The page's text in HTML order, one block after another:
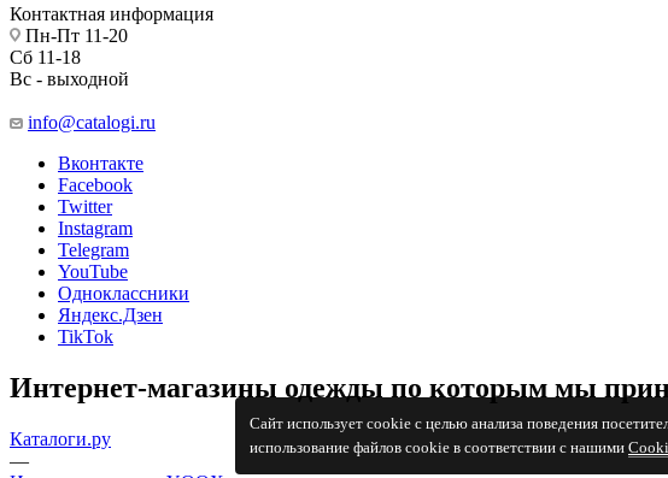
Сайт использует cookie с целью анализа поведения
использование файлов cookie в соответствии с нашими
Контактная информация
Пн-Пт 11-20
Сб 11-18
Вс - выходной
info@catalogi.ru
Вконтакте
Facebook
Twitter
Instagram
Telegram
YouTube
Одноклассники
Яндекс.Дзен
TikTok
Интернет-магазины одежды по которым мы
Каталоги.ру
—